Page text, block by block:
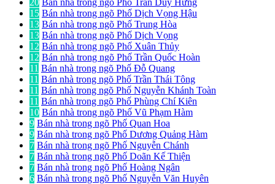
15 Bán nhà trong ngõ Phố Dịch Vọng Hậu
13 Bán nhà trong ngõ Phố Trung Hòa
13 Bán nhà trong ngõ Phố Dịch Vọng
12 Bán nhà trong ngõ Phố Xuân Thủy
12 Bán nhà trong ngõ Phố Trần Quốc Hoàn
11 Bán nhà trong ngõ Phố Đỗ Quang
11 Bán nhà trong ngõ Phố Trần Thái Tông
11 Bán nhà trong ngõ Phố Nguyễn Khánh Toàn
11 Bán nhà trong ngõ Phố Phùng Chí Kiên
10 Bán nhà trong ngõ Phố Vũ Phạm Hàm
9 Bán nhà trong ngõ Phố Quan Hoa
9 Bán nhà trong ngõ Phố Dương Quảng Hàm
7 Bán nhà trong ngõ Phố Nguyễn Chánh
7 Bán nhà trong ngõ Phố Doãn Kế Thiện
7 Bán nhà trong ngõ Phố Hoàng Ngân
6 Bán nhà trong ngõ Phố Nguyễn Văn Huyên